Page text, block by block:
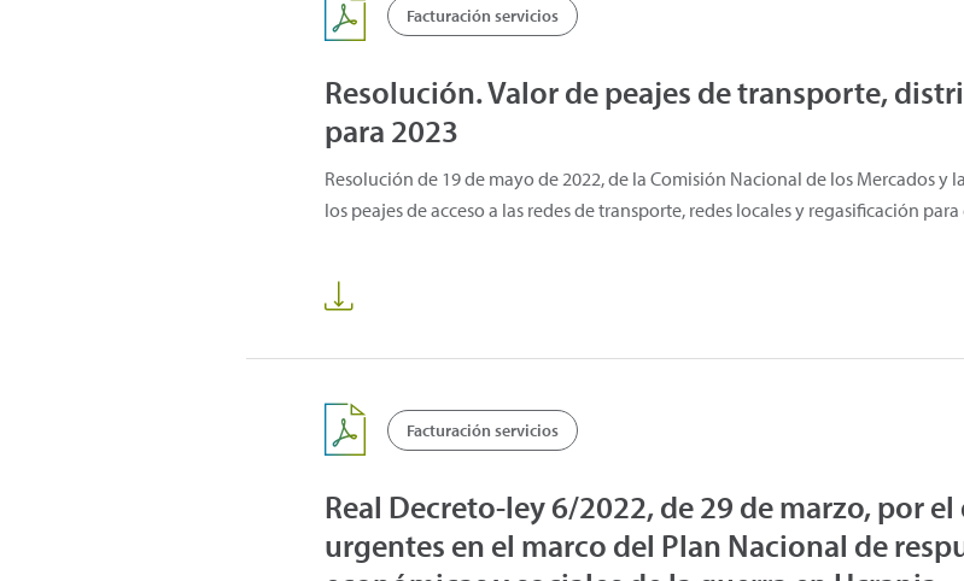
Facturación servicios
Resolución. Valor de peajes de transporte,
para 2023
Resolución de 19 de mayo de 2022, de la Comisión Nacional de los Mercados y
los peajes de acceso a las redes de transporte, redes locales y regasificación
Facturación servicios
Real Decreto-ley 6/2022, de 29 de marzo, por
urgentes en el marco del Plan Nacional de